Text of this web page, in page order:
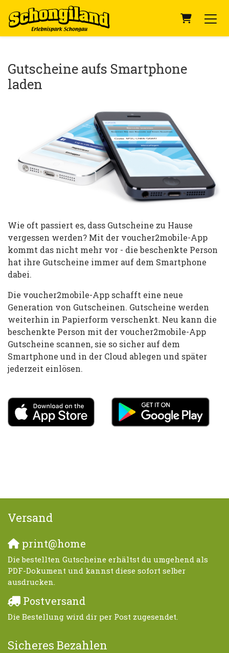
Gutscheine aufs Smartphone
laden
Wie oft passiert es, dass Gutscheine zu Hause
vergessen werden? Mit der voucher2mobile-App
kommt das nicht mehr vor - die beschenkte Person
hat ihre Gutscheine immer auf dem Smartphone
dabei.
Die voucher2mobile-App schafft eine neue
Generation von Gutscheinen. Gutscheine werden
weiterhin in Papierform verschenkt. Neu kann die
beschenkte Person mit der voucher2mobile-App
Gutscheine scannen, sie so sicher auf dem
Smartphone und in der Cloud ablegen und später
jederzeit einlösen.
Versand
print@home
Die bestellten Gutscheine erhältst du umgehend als
PDF-Dokument und kannst diese sofort selber
ausdrucken.
Postversand
Die Bestellung wird dir per Post zugesendet.
Sicheres Bezahlen